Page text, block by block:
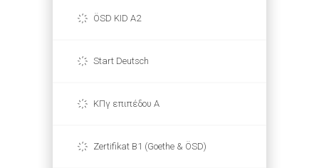
ÖSD KID A2
Start Deutsch
ΚΠγ επιπέδου Α
Zertifikat B1 (Goethe & ÖSD)